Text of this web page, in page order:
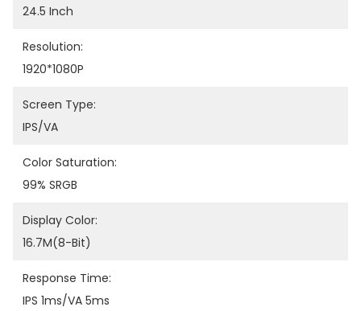
24.5 Inch
Resolution:
1920*1080P
Screen Type:
IPS/VA
Color Saturation:
99% SRGB
Display Color:
16.7M(8-Bit)
Response Time:
IPS 1ms/VA 5ms